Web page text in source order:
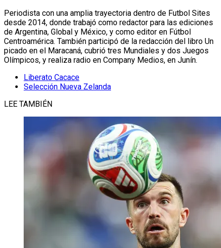
Periodista con una amplia trayectoria dentro de Futbol Sites
desde 2014, donde trabajó como redactor para las ediciones
de Argentina, Global y México, y como editor en Fútbol
Centroamérica. También participó de la redacción del libro Un
picado en el Maracaná, cubrió tres Mundiales y dos Juegos
Olímpicos, y realiza radio en Company Medios, en Junín.
Liberato Cacace
Selección Nueva Zelanda
LEE TAMBIÉN